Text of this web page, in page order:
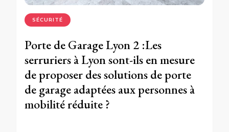
SÉCURITÉ
Porte de Garage Lyon 2 :Les
serruriers à Lyon sont-ils en mesure
de proposer des solutions de porte
de garage adaptées aux personnes à
mobilité réduite ?